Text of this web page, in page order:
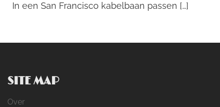
In een San Francisco kabelbaan passen […]
SITE MAP
Over